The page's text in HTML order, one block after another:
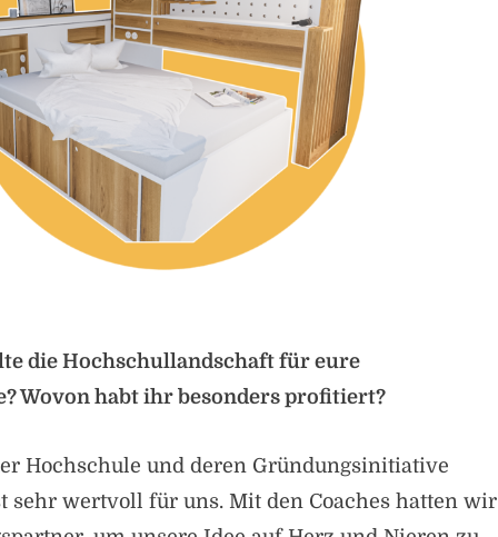
die Hochschullandschaft für eure
Wovon habt ihr besonders profitiert?
Hochschule und deren Gründungsinitiative
sehr wertvoll für uns. Mit den Coaches hatten wir